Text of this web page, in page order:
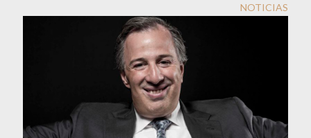
NOTICIAS